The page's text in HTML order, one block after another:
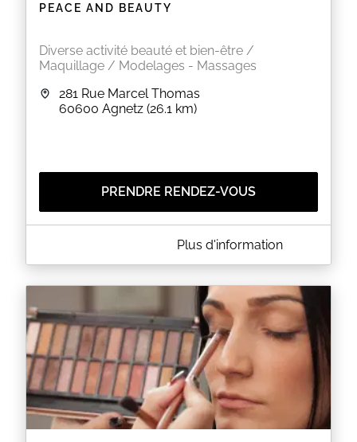
PEACE AND BEAUTY
Diverse activité beauté et bien-être /
Maquillage / Modelages - Massages
281 Rue Marcel Thomas
60600 Agnetz (26.1 km)
PRENDRE RENDEZ-VOUS
A PROPOS DE PEACE AND BEAUTY
Le pôle santé d'Agnetz vous accueille du Lundi au
Espace beauté et Bien-être est ouvert :
le mardi - samedi et dimanche inclus .
Sur réservations uniquement .
Pour des prestations variées pour votre bien-être
intérieur et extérieur uniquement sur RDV.
******* Notez que pour les prises de RDV le jour
même n'hésitez pas à téléphoner *******
Plus d'information